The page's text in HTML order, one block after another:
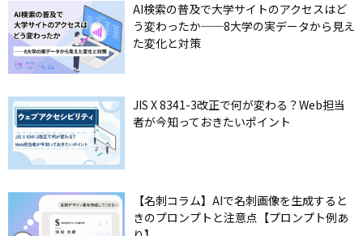
AI検索の普及で大学サイトのアクセスはど
う変わったか──8大学の実データから見え
た変化と対策
JIS X 8341-3改正で何が変わる？Web担当
者が今知っておきたいポイント
【名刺コラム】AIで名刺画像を生成すると
きのプロンプトと注意点【プロンプト例あ